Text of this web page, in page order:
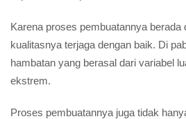
Karena proses pembuatannya berada
kualitasnya terjaga dengan baik. Di
hambatan yang berasal dari variabel
ekstrem.
Proses pembuatannya juga tidak